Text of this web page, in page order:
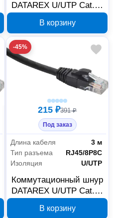
DATAREX U/UTP Cat.5e
черный DR-181917
В корзину
-45%
215 ₽391 ₽
Под заказ
Длина кабеля
3 м
Тип разъема
RJ45/8P8C
Изоляция
U/UTP
Коммутационный шнур
DATAREX U/UTP Cat.5e
черный DR-181911
В корзину